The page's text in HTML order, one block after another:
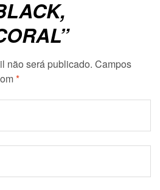
não será publicado. Campos
*